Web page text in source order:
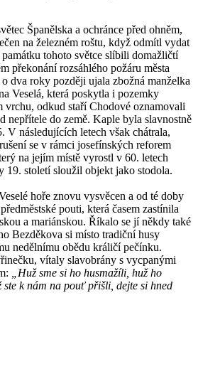
Španělska a ochránce před ohněm,
na železném roštu, když odmítl vydat
tohoto světce slíbili domažličtí
překonání rozsáhlého požáru města
dva roky později ujala zbožná manželka
Veselá, která poskytla i pozemky
vrchu, odkud staří Chodové oznamovali
nepřítele do země. Kaple byla slavnostně
V následujících letech však chátrala,
se v rámci josefínských reforem
na jejím místě vyrostl v 60. letech
19. století sloužil objekt jako stodola.
hoře znovu vysvěcen a od té doby
pouti, která časem zastínila
a mariánskou. Říkalo se jí někdy také
Bezděkova si místo tradiční husy
nedělnímu obědu králičí pečínku.
vítaly slavobrány s vycpanými
„Huž sme si ho husmažíli, huž ho
ste k nám na pouť přišli, dejte si hned